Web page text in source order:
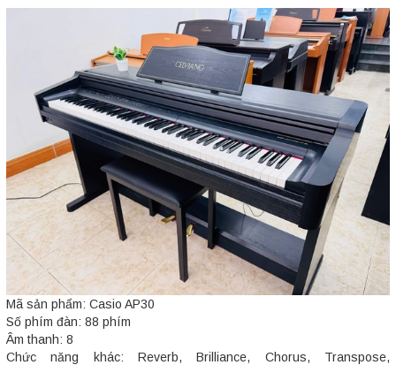
Mã sản phẩm: Casio AP30
Số phím đàn: 88 phím
Âm thanh: 8
Chức năng khác: Reverb, Brilliance, Chorus, Transpose,